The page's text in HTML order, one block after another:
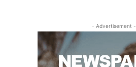
- Advertisement -